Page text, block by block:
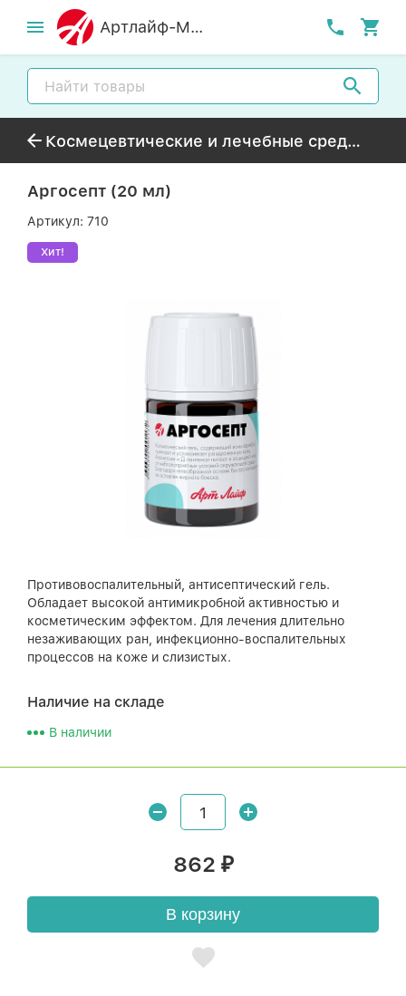
Артлайф-MСК
Космецевтические и лечебные средства
Аргосепт (20 мл)
Артикул: 710
Хит!
Противовоспалительный, антисептический гель.
Обладает высокой антимикробной активностью и
косметическим эффектом. Для лечения длительно
незаживающих ран, инфекционно-воспалительных
процессов на коже и слизистых.
Наличие на складе
В наличии
862 ₽
В корзину